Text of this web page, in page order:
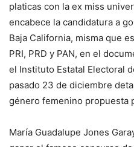
platicas con la ex miss
encabece la candidatura a
Baja California, misma que
PRI, PRD y PAN, en el
el Instituto Estatal Electoral
pasado 23 de diciembre
género femenino propuesta
María Guadalupe Jones